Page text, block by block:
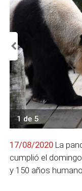
1 de 5
17/08/2020 La
cumplió el
y 150 años